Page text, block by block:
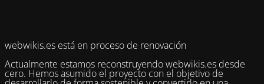
webwikis.es está en proceso de renovación
Actualmente estamos reconstruyendo webwikis.es desde
cero. Hemos asumido el proyecto con el objetivo de